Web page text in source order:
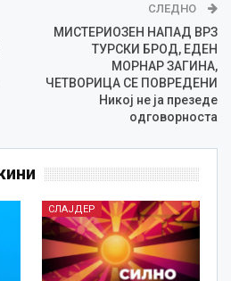
СЛЕДНО
МИСТЕРИОЗЕН НАПАД ВРЗ
ТУРСКИ БРОД, ЕДЕН
МОРНАР ЗАГИНА,
ЧЕТВОРИЦА СЕ ПОВРЕДЕНИ
Никој не ја презеде
одговорноста
СЛАЈДЕР